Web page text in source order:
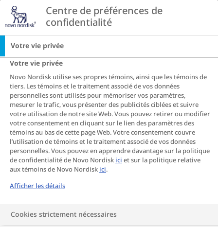
Go to the page contentCentre de préférences de
confidentialité
Votre vie privée
Votre vie privée
Novo Nordisk utilise ses propres témoins, ainsi que les témoins de
tiers. Les témoins et le traitement associé de vos données
personnelles sont utilisés pour mémoriser vos paramètres,
mesurer le trafic, vous présenter des publicités ciblées et suivre
votre utilisation de notre site Web. Vous pouvez retirer ou modifier
votre consentement en cliquant sur le lien des paramètres des
témoins au bas de cette page Web. Votre consentement couvre
l’utilisation de témoins et le traitement associé de vos données
personnelles. Vous pouvez en apprendre davantage sur la politique
de confidentialité de Novo Nordisk ici et sur la politique relative
aux témoins de Novo Nordisk ici.
Afficher les détails
Cookies strictement nécessaires